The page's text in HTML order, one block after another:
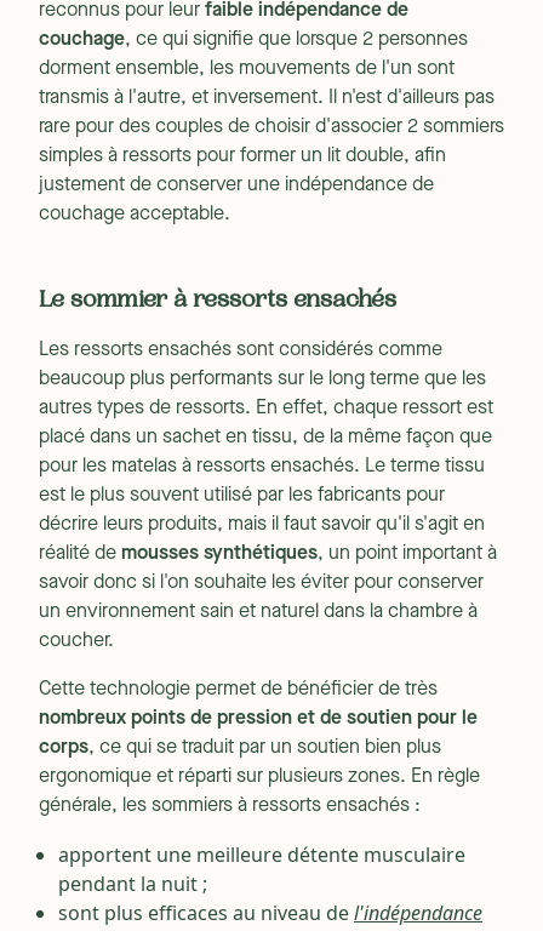
reconnus pour leur faible indépendance de
couchage, ce qui signifie que lorsque 2 personnes
dorment ensemble, les mouvements de l'un sont
transmis à l'autre, et inversement. Il n'est d'ailleurs pas
rare pour des couples de choisir d'associer 2 sommiers
simples à ressorts pour former un lit double, afin
justement de conserver une indépendance de
couchage acceptable.
Le sommier à ressorts ensachés
Les ressorts ensachés sont considérés comme
beaucoup plus performants sur le long terme que les
autres types de ressorts. En effet, chaque ressort est
placé dans un sachet en tissu, de la même façon que
pour les matelas à ressorts ensachés. Le terme tissu
est le plus souvent utilisé par les fabricants pour
décrire leurs produits, mais il faut savoir qu'il s'agit en
réalité de mousses synthétiques, un point important à
savoir donc si l'on souhaite les éviter pour conserver
un environnement sain et naturel dans la chambre à
coucher.
Cette technologie permet de bénéficier de très
nombreux points de pression et de soutien pour le
corps, ce qui se traduit par un soutien bien plus
ergonomique et réparti sur plusieurs zones. En règle
générale, les sommiers à ressorts ensachés :
apportent une meilleure détente musculaire
pendant la nuit ;
sont plus efficaces au niveau del'indépendance